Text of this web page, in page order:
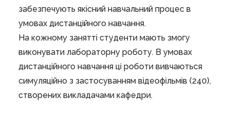
забезпечують якісний навчальний процес в
умовах дистанційного навчання.
На кожному занятті студенти мають змогу
виконувати лабораторну роботу. В умовах
дистанційного навчання ці роботи вивчаються
симуляційно з застосуванням відеофільмів (240),
створених викладачами кафедри.